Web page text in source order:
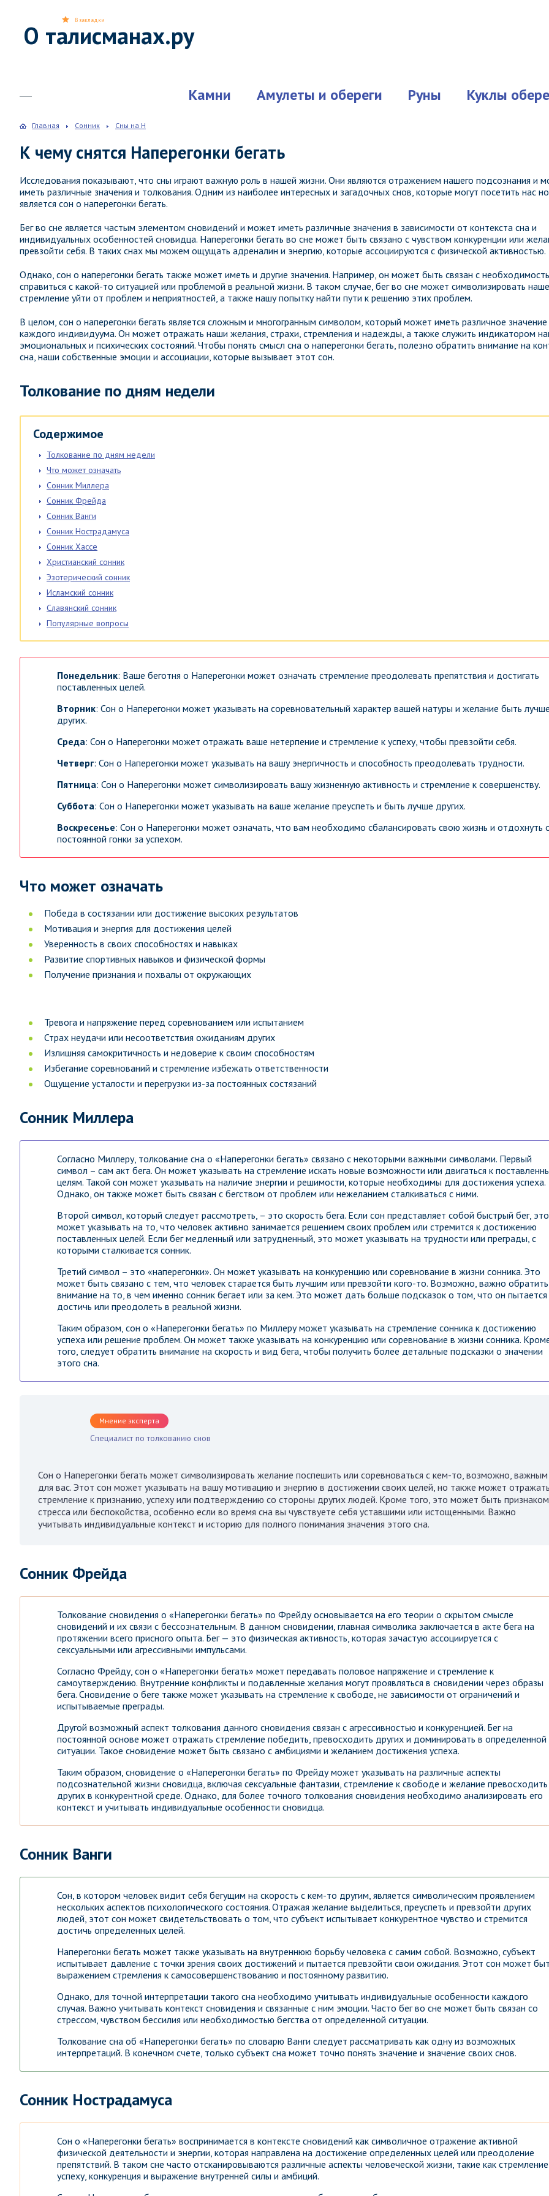
О талисманах.ру
Камни Амулеты и обереги Руны Куклы
В закладки
Главная Сонник Сны на Н
К чему снятся Наперегонки бегать
Исследования показывают, что сны играют важную роль в нашей жизни. Они являются отражением нашего подсознания и
иметь различные значения и толкования. Одним из наиболее интересных и загадочных снов, которые могут посетить нас
является сон о наперегонки бегать.
Бег во сне является частым элементом сновидений и может иметь различные значения в зависимости от контекста сна и
индивидуальных особенностей сновидца. Наперегонки бегать во сне может быть связано с чувством конкуренции или
превзойти себя. В таких снах мы можем ощущать адреналин и энергию, которые ассоциируются с физической активностью.
Однако, сон о наперегонки бегать также может иметь и другие значения. Например, он может быть связан с
справиться с какой-то ситуацией или проблемой в реальной жизни. В таком случае, бег во сне может символизировать наше
стремление уйти от проблем и неприятностей, а также нашу попытку найти пути к решению этих проблем.
В целом, сон о наперегонки бегать является сложным и многогранным символом, который может иметь различное
каждого индивидуума. Он может отражать наши желания, страхи, стремления и надежды, а также служить индикатором
эмоциональных и психических состояний. Чтобы понять смысл сна о наперегонки бегать, полезно обратить внимание на
сна, наши собственные эмоции и ассоциации, которые вызывает этот сон.
Толкование по дням недели
Содержимое
Толкование по дням недели
Что может означать
Сонник Миллера
Сонник Фрейда
Сонник Ванги
Сонник Нострадамуса
Сонник Хассе
Христианский сонник
Эзотерический сонник
Исламский сонник
Славянский сонник
Популярные вопросы
Понедельник: Ваше беготня о Наперегонки может означать стремление преодолевать препятствия и достигать
поставленных целей.
Вторник: Сон о Наперегонки может указывать на соревновательный характер вашей натуры и желание быть
других.
Среда: Сон о Наперегонки может отражать ваше нетерпение и стремление к успеху, чтобы превзойти себя.
Четверг: Сон о Наперегонки может указывать на вашу энергичность и способность преодолевать трудности.
Пятница: Сон о Наперегонки может символизировать вашу жизненную активность и стремление к совершенству.
Суббота: Сон о Наперегонки может указывать на ваше желание преуспеть и быть лучше других.
Воскресенье: Сон о Наперегонки может означать, что вам необходимо сбалансировать свою жизнь и отдохнуть
постоянной гонки за успехом.
Что может означать
Победа в состязании или достижение высоких результатов
Мотивация и энергия для достижения целей
Уверенность в своих способностях и навыках
Развитие спортивных навыков и физической формы
Получение признания и похвалы от окружающих
Тревога и напряжение перед соревнованием или испытанием
Страх неудачи или несоответствия ожиданиям других
Излишняя самокритичность и недоверие к своим способностям
Избегание соревнований и стремление избежать ответственности
Ощущение усталости и перегрузки из-за постоянных состязаний
Сонник Миллера
Согласно Миллеру, толкование сна о «Наперегонки бегать» связано с некоторыми важными символами. Первый
символ – сам акт бега. Он может указывать на стремление искать новые возможности или двигаться к
целям. Такой сон может указывать на наличие энергии и решимости, которые необходимы для достижения успеха.
Однако, он также может быть связан с бегством от проблем или нежеланием сталкиваться с ними.
Второй символ, который следует рассмотреть, – это скорость бега. Если сон представляет собой быстрый бег, это
может указывать на то, что человек активно занимается решением своих проблем или стремится к достижению
поставленных целей. Если бег медленный или затрудненный, это может указывать на трудности или преграды, с
которыми сталкивается сонник.
Третий символ – это «наперегонки». Он может указывать на конкуренцию или соревнование в жизни сонника. Это
может быть связано с тем, что человек старается быть лучшим или превзойти кого-то. Возможно, важно обратить
внимание на то, в чем именно сонник бегает или за кем. Это может дать больше подсказок о том, что он пытается
достичь или преодолеть в реальной жизни.
Таким образом, сон о «Наперегонки бегать» по Миллеру может указывать на стремление сонника к достижению
успеха или решение проблем. Он может также указывать на конкуренцию или соревнование в жизни сонника.
того, следует обратить внимание на скорость и вид бега, чтобы получить более детальные подсказки о значении
этого сна.
Мнение эксперта
Специалист по толкованию снов
Сон о Наперегонки бегать может символизировать желание поспешить или соревноваться с кем-то, возможно, важным
для вас. Этот сон может указывать на вашу мотивацию и энергию в достижении своих целей, но также может
стремление к признанию, успеху или подтверждению со стороны других людей. Кроме того, это может быть признаком
стресса или беспокойства, особенно если во время сна вы чувствуете себя уставшими или истощенными. Важно
учитывать индивидуальные контекст и историю для полного понимания значения этого сна.
Сонник Фрейда
Толкование сновидения о «Наперегонки бегать» по Фрейду основывается на его теории о скрытом смысле
сновидений и их связи с бессознательным. В данном сновидении, главная символика заключается в акте бега на
протяжении всего присного опыта. Бег — это физическая активность, которая зачастую ассоциируется с
сексуальными или агрессивными импульсами.
Согласно Фрейду, сон о «Наперегонки бегать» может передавать половое напряжение и стремление к
самоутверждению. Внутренние конфликты и подавленные желания могут проявляться в сновидении через образы
бега. Сновидение о беге также может указывать на стремление к свободе, не зависимости от ограничений и
испытываемые преграды.
Другой возможный аспект толкования данного сновидения связан с агрессивностью и конкуренцией. Бег на
постоянной основе может отражать стремление победить, превосходить других и доминировать в определенной
ситуации. Такое сновидение может быть связано с амбициями и желанием достижения успеха.
Таким образом, сновидение о «Наперегонки бегать» по Фрейду может указывать на различные аспекты
подсознательной жизни сновидца, включая сексуальные фантазии, стремление к свободе и желание превосходить
других в конкурентной среде. Однако, для более точного толкования сновидения необходимо анализировать его
контекст и учитывать индивидуальные особенности сновидца.
Сонник Ванги
Сон, в котором человек видит себя бегущим на скорость с кем-то другим, является символическим проявлением
нескольких аспектов психологического состояния. Отражая желание выделиться, преуспеть и превзойти других
людей, этот сон может свидетельствовать о том, что субъект испытывает конкурентное чувство и стремится
достичь определенных целей.
Наперегонки бегать может также указывать на внутреннюю борьбу человека с самим собой. Возможно, субъект
испытывает давление с точки зрения своих достижений и пытается превзойти свои ожидания. Этот сон может
выражением стремления к самосовершенствованию и постоянному развитию.
Однако, для точной интерпретации такого сна необходимо учитывать индивидуальные особенности каждого
случая. Важно учитывать контекст сновидения и связанные с ним эмоции. Часто бег во сне может быть связан со
стрессом, чувством бессилия или необходимостью бегства от определенной ситуации.
Толкование сна об «Наперегонки бегать» по словарю Ванги следует рассматривать как одну из возможных
интерпретаций. В конечном счете, только субъект сна может точно понять значение и значение своих снов.
Сонник Нострадамуса
Сон о «Наперегонки бегать» воспринимается в контексте сновидений как символичное отражение активной
физической деятельности и энергии, которая направлена на достижение определенных целей или преодоление
препятствий. В таком сне часто отсканировываются различные аспекты человеческой жизни, такие как
успеху, конкуренция и выражение внутренней силы и амбиций.